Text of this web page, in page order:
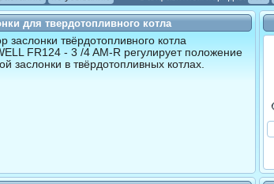
для твердотопливного котла
заслонки твёрдотопливного котла
FR124 - 3 /4 AM-R регулирует положение
заслонки в твёрдотопливных котлах.